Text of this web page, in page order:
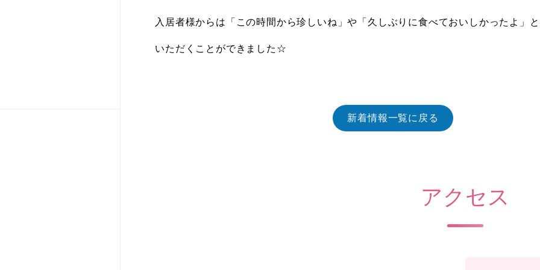
入居者様からは「この時間から珍しいね」や「久しぶりに食べておいしかったよ」
いただくことができました☆
新着情報一覧に戻る
アクセス